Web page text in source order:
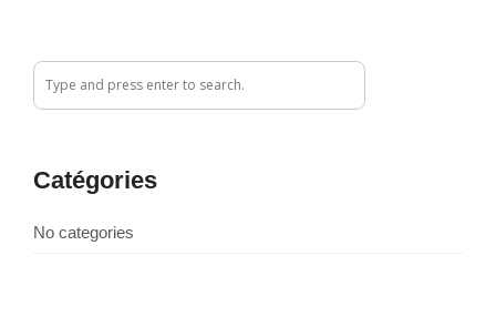
Catégories
No categories